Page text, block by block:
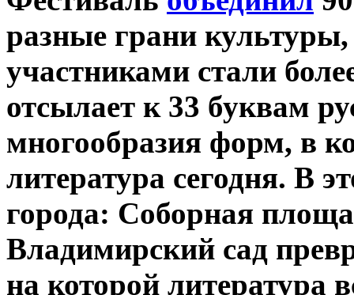
разные грани
участниками стали
отсылает к 33 буквам
многообразия форм, в
литература сегодня. В
города: Соборная
Владимирский сад
на которой литература